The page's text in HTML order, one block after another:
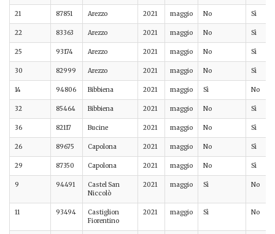
21 87851 Arezzo 2021 maggio No Sì
22 83363 Arezzo 2021 maggio No Sì
25 93174 Arezzo 2021 maggio No Sì
30 82999 Arezzo 2021 maggio No Sì
14 94806 Bibbiena 2021 maggio Sì No
32 85464 Bibbiena 2021 maggio No Sì
36 82117 Bucine 2021 maggio No Sì
26 89675 Capolona 2021 maggio No Sì
29 87350 Capolona 2021 maggio No Sì
9 94491
Castel San
Niccolò
2021 maggio Sì No
11 93494
Castiglion
Fiorentino
2021 maggio Sì No